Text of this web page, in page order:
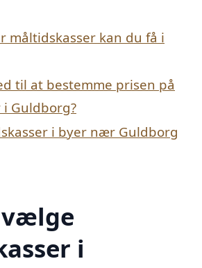
måltidskasser kan du få i
til at bestemme prisen på
Guldborg?
i byer nær Guldborg
i